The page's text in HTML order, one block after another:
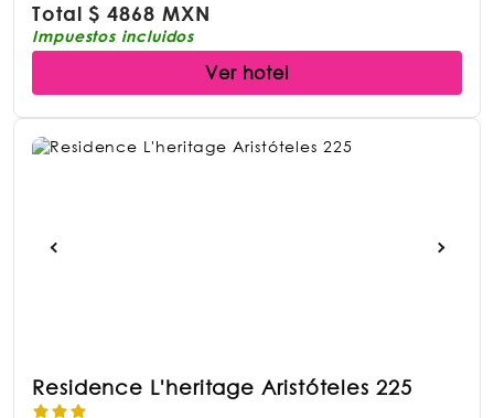
Total$4868 MXN
Impuestos incluidos
Ver hotel
Residence L'heritage Aristóteles 225